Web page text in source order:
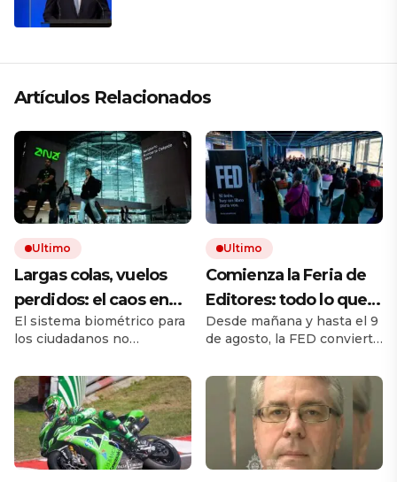
Artículos Relacionados
Ultimo
Largas colas, vuelos
perdidos: el caos en
los viajes se desata
tras los nuevos
controles de
pasaportes de la UE
El sistema biométrico para
los ciudadanos no
provocando largos retrasos
y malhumor en los
aeropuertos. Las
autoridades afirman que
esta puesta en marcha, que
ha tenido algunos
Ultimo
Comienza la Feria de
Editores: todo lo que
hay que saber para
aprovechar la visita
Desde mañana y hasta el 9
de agosto, la FED convierte
punto de encuentro del
libro independiente. La
muestra reúne sellos de la
Argentina y del exterior,
actividades y propuestas
para lectores, libreros y